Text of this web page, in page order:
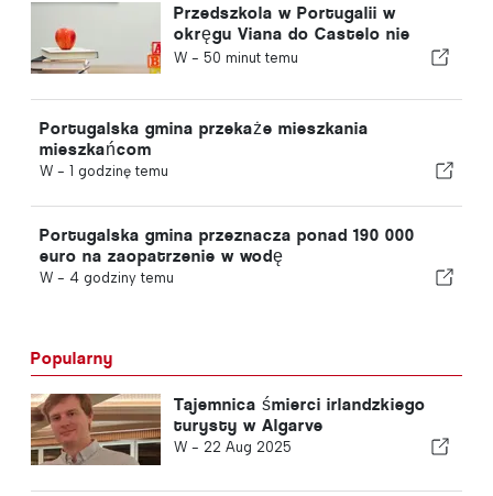
Przedszkola w Portugalii w
okręgu Viana do Castelo nie
zostaną zamknięte
W - 50 minut temu
Portugalska gmina przekaże mieszkania
mieszkańcom
W - 1 godzinę temu
Portugalska gmina przeznacza ponad 190 000
euro na zaopatrzenie w wodę
W - 4 godziny temu
Popularny
Tajemnica śmierci irlandzkiego
turysty w Algarve
W - 22 Aug 2025